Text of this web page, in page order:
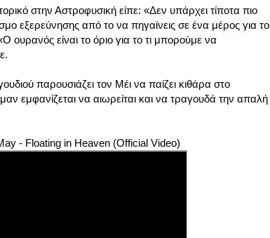
στην Αστροφυσική είπε: «Δεν υπάρχει τίποτα πιο
εξερεύνησης από το να πηγαίνεις σε ένα μέρος για το
ουρανός είναι το όριο για το τι μπορούμε να
παρουσιάζει τον Μέι να παίζει κιθάρα στο
εμφανίζεται να αιωρείται και να τραγουδά την απαλή
- Floating in Heaven (Official Video)